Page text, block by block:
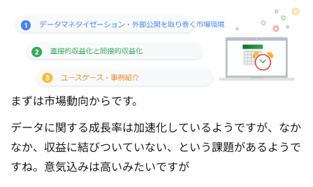
まずは市場動向からです。
データに関する成長率は加速化しているようですが、なか
なか、収益に結びついていない、という課題があるようで
すね。意気込みは高いみたいですが